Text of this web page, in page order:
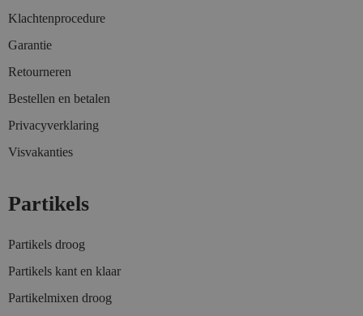
Klachtenprocedure
Garantie
Retourneren
Bestellen en betalen
Privacyverklaring
Visvakanties
Partikels
Partikels droog
Partikels kant en klaar
Partikelmixen droog